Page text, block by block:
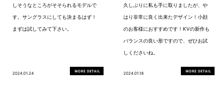
しそうなところがそそられるモデルで
す。サングラスにしても決まるはず！
まずは試してみて下さい。
2024.01.24
久しぶりに私も手に取りましたが、や
はり非常に良く出来たデザイン！小顔
のお客様におすすめです！KVの新作も
バランスの良い形ですので、ぜひお試
しくださいね。
2024.01.18